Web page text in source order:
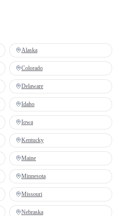
Alaska
Colorado
Delaware
Idaho
Iowa
Kentucky
Maine
Minnesota
Missouri
Nebraska